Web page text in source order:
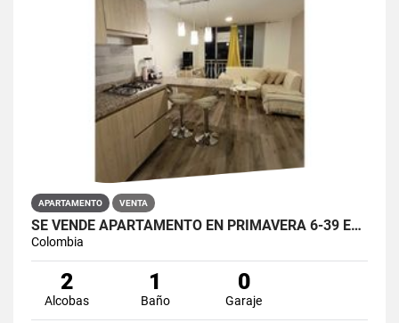
APARTAMENTO VENTA
SE VENDE APARTAMENTO EN PRIMAVERA 6-39 ET 2 PUENTE ARANDA
Colombia
2
Alcobas
1
Baño
0
Garaje